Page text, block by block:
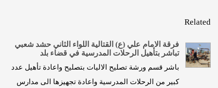
Related
فرقة الامام علي (ع) القتالية اللواء الثاني حشد شعبي
تباشر بتأهيل الرحلات المدرسية في قضاء بلد
باشر قسم ورشة تصليح الاليات بتصليح واعادة تأهيل عدد
كبير من الرحلات المدرسية واعادة تجهيزها الى مدارس